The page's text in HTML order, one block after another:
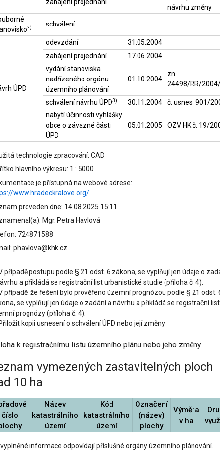
zahájení projednání
návrhu změny
2) schválení
ÚPD
odevzdání
31.05.2004
zahájení projednání
17.06.2004
vydání stanoviska
nadřízeného orgánu
územního plánování
01.10.2004
zn.
24498/RR/
schválení návrhu ÚPD3) 30.11.2004
č. usnes. 901/
nabytí účinnosti vyhlášky
obce o závazné části
ÚPD
05.01.2005 OZV HK č. 19/
technologie zpracování: CAD
hlavního výkresu: 1 : 5000
je přístupná na webové adrese:
www.hradeckralove.org/
proveden dne: 14.08.2025 15:11
Mgr. Petra Havlová
724871588
phavlova@khk.cz
případě postupu podle § 21 odst. 6 zákona, se vyplňují jen údaje o
a přikládá se registrační list urbanistické studie (příloha č. 4).
případě, že řešení bylo prověřeno územní prognózou podle § 21 odst.
se vyplňují jen údaje o zadání a návrhu a přikládá se registrační list
prognózy (příloha č. 4).
kopii usnesení o schválení ÚPD nebo její změny.
k registračnímu listu územního plánu nebo jeho změny
vymezených zastavitelných ploch
10 ha
číslo
Název
katastrálního
území
Kód
katastrálního
území
Označení
(název)
plochy
Výměra
v ha
informace odpovídají příslušné orgány územního plánování.